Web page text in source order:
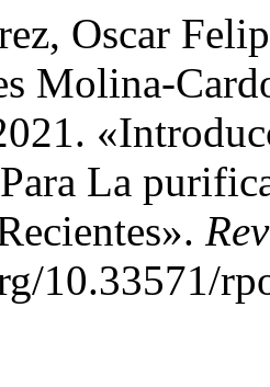
Oscar
Molina-
La
10.33571/